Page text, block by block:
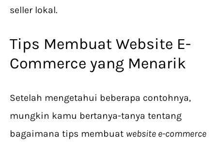
seller lokal.
Tips Membuat Website E-
Commerce yang Menarik
Setelah mengetahui beberapa contohnya,
mungkin kamu bertanya-tanya tentang
bagaimana tips membuat website e-commerce